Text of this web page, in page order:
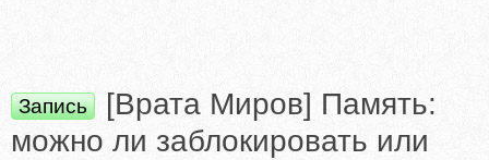
Запись
[Врата Миров] Память:
можно ли заблокировать или